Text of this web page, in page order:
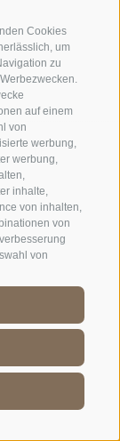
Cookies
um
zu
auf einem
von
werbung,
werbung,
inhalte,
von inhalten,
von
von
und
zum
verknüpfung
anhand
genauer
erteilen, zu
DE // IT //